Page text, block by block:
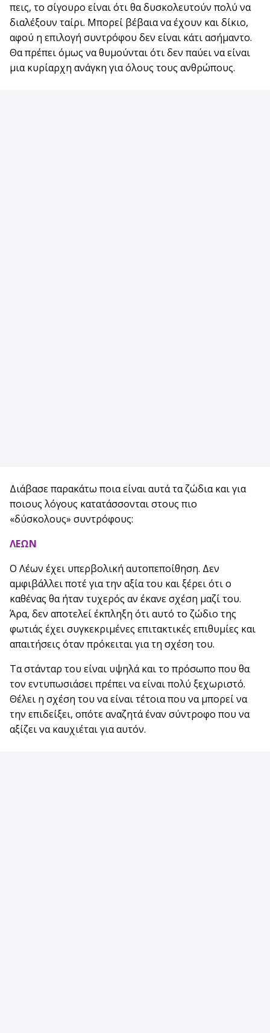
πεις, το σίγουρο είναι ότι θα δυσκολευτούν πολύ να
διαλέξουν ταίρι. Μπορεί βέβαια να έχουν και δίκιο,
αφού η επιλογή συντρόφου δεν είναι κάτι ασήμαντο.
Θα πρέπει όμως να θυμούνται ότι δεν παύει να είναι
μια κυρίαρχη ανάγκη για όλους τους ανθρώπους.
Διάβασε παρακάτω ποια είναι αυτά τα ζώδια και για
ποιους λόγους κατατάσσονται στους πιο
«δύσκολους» συντρόφους:
ΛΕΩΝ
Ο Λέων έχει υπερβολική αυτοπεποίθηση. Δεν
αμφιβάλλει ποτέ για την αξία του και ξέρει ότι ο
καθένας θα ήταν τυχερός αν έκανε σχέση μαζί του.
Άρα, δεν αποτελεί έκπληξη ότι αυτό το ζώδιο της
φωτιάς έχει συγκεκριμένες επιτακτικές επιθυμίες και
απαιτήσεις όταν πρόκειται για τη σχέση του.
Τα στάνταρ του είναι υψηλά και το πρόσωπο που θα
τον εντυπωσιάσει πρέπει να είναι πολύ ξεχωριστό.
Θέλει η σχέση του να είναι τέτοια που να μπορεί να
την επιδείξει, οπότε αναζητά έναν σύντροφο που να
αξίζει να καυχιέται για αυτόν.